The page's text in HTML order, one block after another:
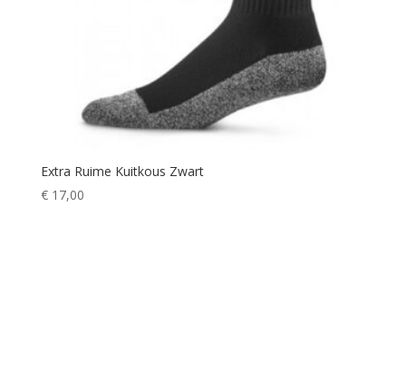
Extra Ruime Kuitkous Zwart
€17,00